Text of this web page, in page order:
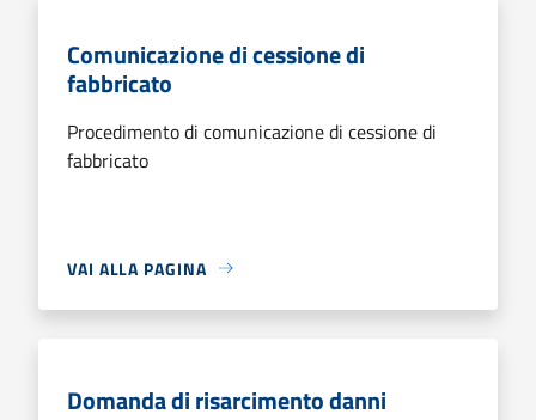
Comunicazione di cessione di
fabbricato
Procedimento di comunicazione di cessione di
fabbricato
VAI ALLA PAGINA
Domanda di risarcimento danni